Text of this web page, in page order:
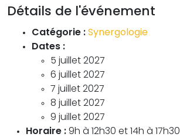
Détails de l'événement
Catégorie : Synergologie
Dates :
5 juillet 2027
6 juillet 2027
7 juillet 2027
8 juillet 2027
9 juillet 2027
Horaire : 9h à 12h30 et 14h à 17h30